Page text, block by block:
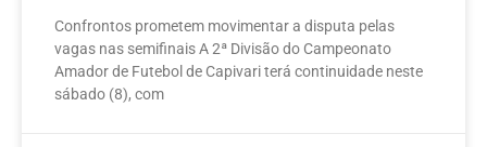
Confrontos prometem movimentar a disputa pelas
vagas nas semifinais A 2ª Divisão do Campeonato
Amador de Futebol de Capivari terá continuidade neste
sábado (8), com